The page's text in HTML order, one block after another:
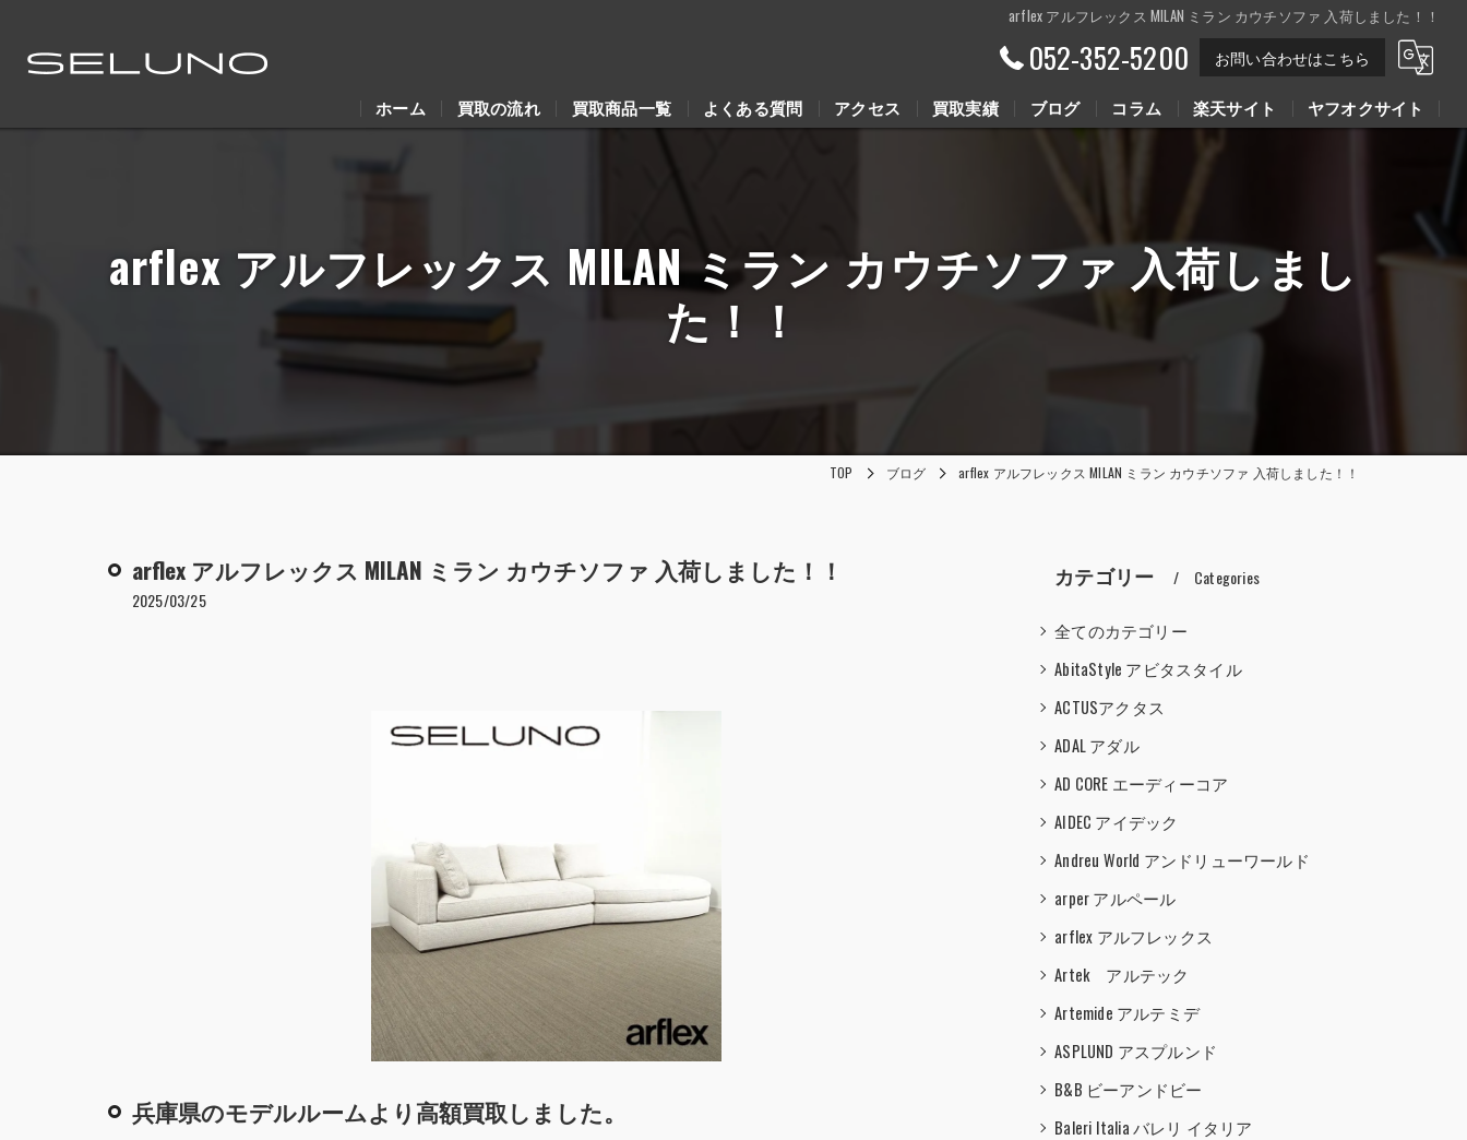
arflex アルフレックス MILAN ミラン カウチソファ 入荷しました！！
052-352-5200 お問い合わせはこちら
ホーム 買取の流れ 買取商品一覧 よくある質問 アクセス 買取実績 ブログ
Youtube動画
コラム 楽天サイト ヤフオクサイト
arflex アルフレックス MILAN ミラン カウチソファ 入荷しまし
た！！
TOP ブログ arflex アルフレックス MILAN ミラン カウチソファ 入荷しました！！
arflex アルフレックス MILAN ミラン カウチソファ 入荷しました！！
2025/03/25
兵庫県のモデルルームより高額買取しました。
カテゴリー Categories
全てのカテゴリー
AbitaStyle アビタスタイル
ACTUSアクタス
ADAL アダル
AD CORE エーディーコア
AIDEC アイデック
Andreu World アンドリューワールド
arper アルペール
arflex アルフレックス
Artek アルテック
Artemide アルテミデ
ASPLUND アスプルンド
B&B ビーアンドビー
Baleri Italia バレリ イタリア